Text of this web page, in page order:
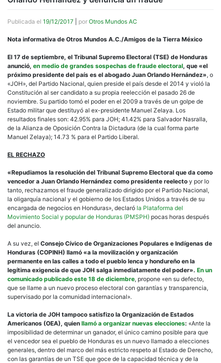
Publicada el 19/12/2017 por Otros Mundos AC
Nota informativa de Otros Mundos A.C./Amigos de la Tierra México
El 17 de septiembre, el Tribunal Supremo Electoral (TSE) de Honduras
anunció, en medio de grandes sospechas de fraude electoral, que «el
próximo presidente del país es el abogado Juan Orlando Hernández», o
«JOH», del Partido Nacional, quien preside el país desde el 2014 y violó la
Constitución al ser candidato a su propia reelección el pasado 26 de
noviembre. Su partido tomó el poder en el 2009 a través de un golpe de
Estado militar que destituyó al ex-presidente Manuel Zelaya. Los
resultados finales son: 42.95% para JOH; 41.42% para Salvador Nasralla,
de la Alianza de Oposición Contra la Dictadura (de la cual forma parte
Manuel Zelaya); 14.73 % para el Partido Liberal.
EL RECHAZO
«Repudiamos la resolución del Tribunal Supremo Electoral que da como
vencedor a Juan Orlando Hernández como presidente reelecto y por lo
tanto, rechazamos el fraude generalizado dirigido por el Partido Nacional,
la oligarquía nacional y el gobierno de los Estados Unidos a través de su
encargada de negocios en Honduras», declaró la Plataforma del
Movimiento Social y popular de Honduras (PMSPH) pocas horas después
del anuncio.
A su vez, el Consejo Cívico de Organizaciones Populares e Indígenas de
Honduras (COPINH) llamó «a la movilización y organización
permanente en las calles a todo el pueblo lenca y hondureño en la
legítima exigencia de que JOH salga inmediatamente del poder». En un
comunicado publicado este 18 de diciembre, propone «en su defecto,
que se llame a un nuevo proceso electoral con garantías y transparencia,
supervisado por la comunidad internacional».
La victoria de JOH tampoco satisfizo la Organización de Estados
Americanos (OEA), quien llamó a organizar nuevas elecciones: «Ante la
imposibilidad de determinar un ganador, el único camino posible para que
el vencedor sea el pueblo de Honduras es un nuevo llamado a elecciones
generales, dentro del marco del más estricto respeto al Estado de Derecho,
con las garantías de un TSE que goce de la capacidad técnica y de la